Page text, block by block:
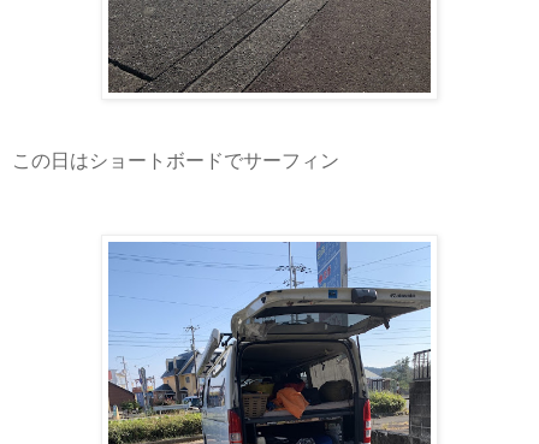
この日はショートボードでサーフィン